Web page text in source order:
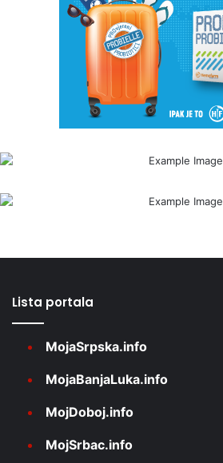
Lista portala
MojaSrpska.info
MojaBanjaLuka.info
MojDoboj.info
MojSrbac.info